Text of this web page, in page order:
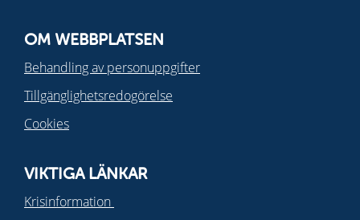
OM WEBBPLATSEN
Behandling av personuppgifter
Tillgänglighetsredogörelse
Cookies
VIKTIGA LÄNKAR
Krisinformation